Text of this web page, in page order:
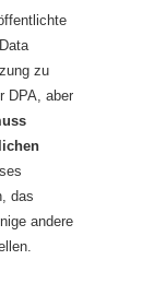
zu
DPA, aber
das
andere